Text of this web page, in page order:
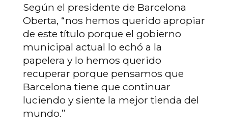
Según el presidente de Barcelona
Oberta, “nos hemos querido apropiar
de este título porque el gobierno
municipal actual lo echó a la
papelera y lo hemos querido
recuperar porque pensamos que
Barcelona tiene que continuar
luciendo y siente la mejor tienda del
mundo.”